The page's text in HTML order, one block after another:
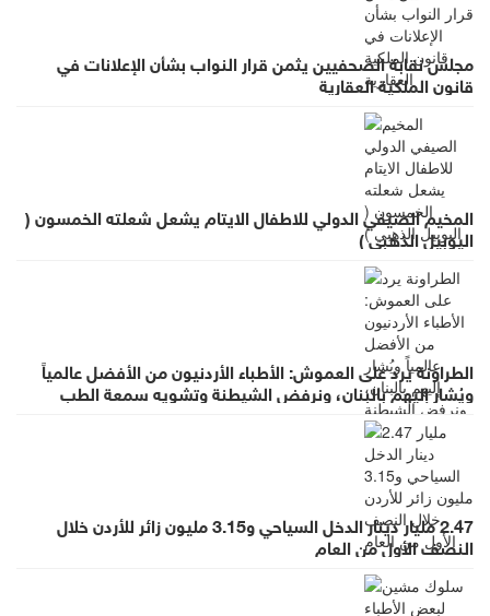
مجلس نقابة الصحفيين يثمن قرار النواب بشأن الإعلانات في
قانون الملكية العقارية
المخيم الصيفي الدولي للاطفال الايتام يشعل شعلته الخمسون (
اليوبيل الذهبي )
الطراونة يرد على العموش: الأطباء الأردنيون من الأفضل عالمياً
ويُشار إليهم بالبنان، ونرفض الشيطنة وتشويه سمعة الطب
بالعموميات
2.47 مليار دينار الدخل السياحي و3.15 مليون زائر للأردن خلال
النصف الأول من العام